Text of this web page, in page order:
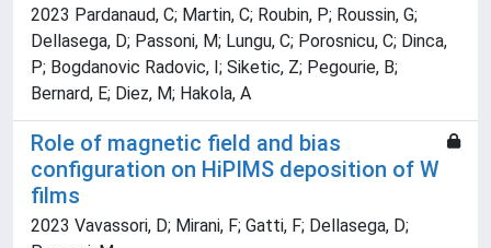
2023 Pardanaud, C; Martin, C; Roubin, P; Roussin, G;
Dellasega, D; Passoni, M; Lungu, C; Porosnicu, C; Dinca,
P; Bogdanovic Radovic, I; Siketic, Z; Pegourie, B;
Bernard, E; Diez, M; Hakola, A
Role of magnetic field and bias
configuration on HiPIMS deposition of W
films
2023 Vavassori, D; Mirani, F; Gatti, F; Dellasega, D;